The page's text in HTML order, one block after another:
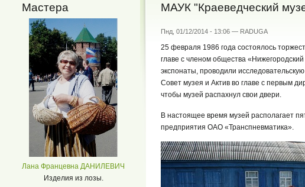
Мастера
Лана Францевна ДАНИЛЕВИЧ
Изделия из лозы.
МАУК "Краеведческий
Пнд, 01/12/2014 - 13:06 — RADUGA
25 февраля 1986 года состоялось
главе с членом общества
экспонаты, проводили
Совет музея и Актив во главе с первым
чтобы музей распахнул свои двери.
В настоящее время музей располагает
предприятия ОАО «Транспневматика».